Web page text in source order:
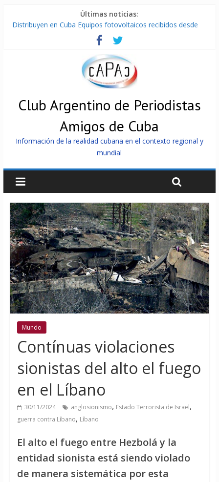
Últimas noticias:
Distribuyen en Cuba Equipos fotovoltaicos recibidos desde
La ONU condena medidas de EE.UU contra Cuba
Cuba alerta sobre doctrina militar de dominación de EEUU
Nuevas sanciones de EEUU contra Cuba apuntan a la
cooperación militar con Rusia y China
Brutal represión contra los que marchan para que no se
venda la patria
Club Argentino de Periodistas
Amigos de Cuba
Información de la realidad cubana en el contexto regional y
mundial
Mundo
Contínuas violaciones
sionistas del alto el fuego
en el Líbano
30/11/2024 anglosionismo, Estado Terrorista de Israel,
guerra contra Líbano, Líbano
El alto el fuego entre Hezbolá y la
entidad sionista está siendo violado
de manera sistemática por esta